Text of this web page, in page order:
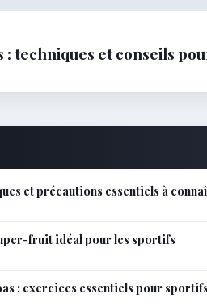
: techniques et conseils
et précautions essentiels à
fruit idéal pour les sportifs
: exercices essentiels pour